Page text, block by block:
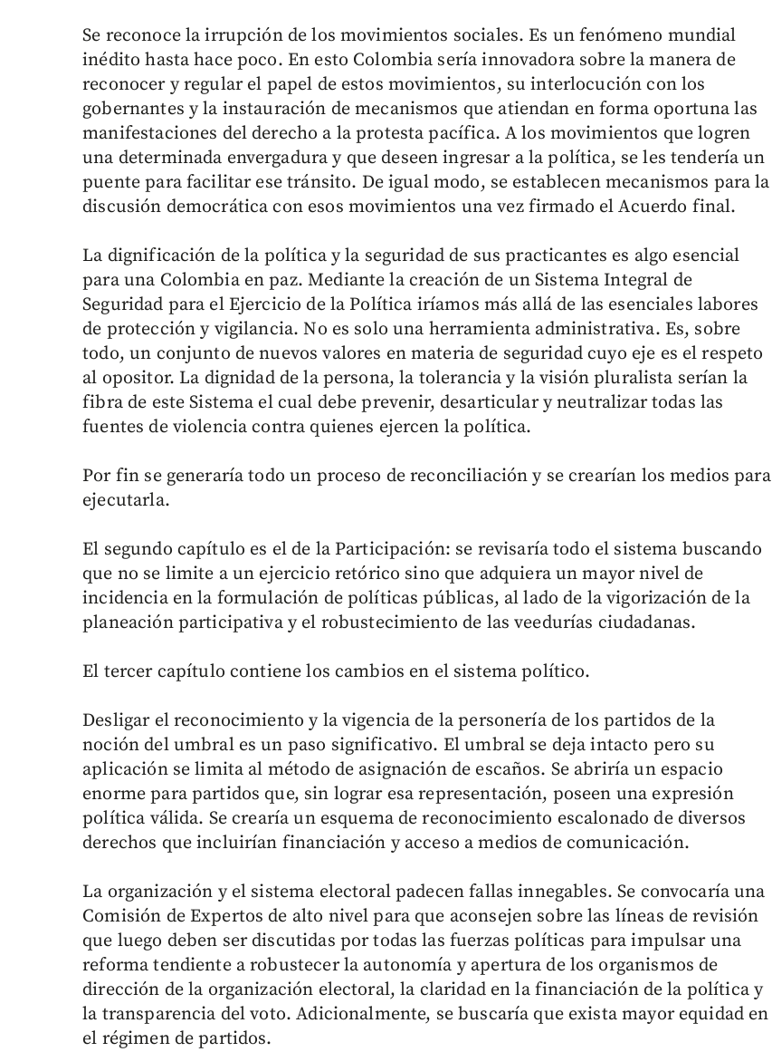
Se reconoce la irrupción de los movimientos sociales. Es un fenómeno mundial
inédito hasta hace poco. En esto Colombia sería innovadora sobre la manera de
reconocer y regular el papel de estos movimientos, su interlocución con los
gobernantes y la instauración de mecanismos que atiendan en forma oportuna las
manifestaciones del derecho a la protesta pacífica. A los movimientos que logren
una determinada envergadura y que deseen ingresar a la política, se les tendería un
puente para facilitar ese tránsito. De igual modo, se establecen mecanismos para la
discusión democrática con esos movimientos una vez firmado el Acuerdo final.
La dignificación de la política y la seguridad de sus practicantes es algo esencial
para una Colombia en paz. Mediante la creación de un Sistema Integral de
Seguridad para el Ejercicio de la Política iríamos más allá de las esenciales labores
de protección y vigilancia. No es solo una herramienta administrativa. Es, sobre
todo, un conjunto de nuevos valores en materia de seguridad cuyo eje es el respeto
al opositor. La dignidad de la persona, la tolerancia y la visión pluralista serían la
fibra de este Sistema el cual debe prevenir, desarticular y neutralizar todas las
fuentes de violencia contra quienes ejercen la política.
Por fin se generaría todo un proceso de reconciliación y se crearían los medios para
ejecutarla.
El segundo capítulo es el de la Participación: se revisaría todo el sistema buscando
que no se limite a un ejercicio retórico sino que adquiera un mayor nivel de
incidencia en la formulación de políticas públicas, al lado de la vigorización de la
planeación participativa y el robustecimiento de las veedurías ciudadanas.
El tercer capítulo contiene los cambios en el sistema político.
Desligar el reconocimiento y la vigencia de la personería de los partidos de la
noción del umbral es un paso significativo. El umbral se deja intacto pero su
aplicación se limita al método de asignación de escaños. Se abriría un espacio
enorme para partidos que, sin lograr esa representación, poseen una expresión
política válida. Se crearía un esquema de reconocimiento escalonado de diversos
derechos que incluirían financiación y acceso a medios de comunicación.
La organización y el sistema electoral padecen fallas innegables. Se convocaría una
Comisión de Expertos de alto nivel para que aconsejen sobre las líneas de revisión
que luego deben ser discutidas por todas las fuerzas políticas para impulsar una
reforma tendiente a robustecer la autonomía y apertura de los organismos de
dirección de la organización electoral, la claridad en la financiación de la política y
la transparencia del voto. Adicionalmente, se buscaría que exista mayor equidad en
el régimen de partidos.